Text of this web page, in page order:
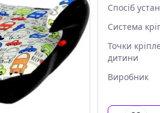
Спосіб
Система
Точки
дитини
Виробник